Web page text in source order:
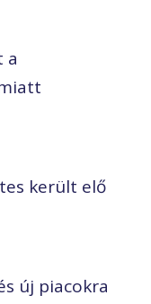
a
került elő
új piacokra